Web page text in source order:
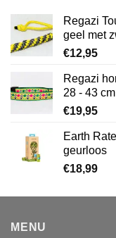
Regazi
geel met
€12,95
Regazi
28 - 43
€19,95
Earth
geurloos
€18,99
MENU